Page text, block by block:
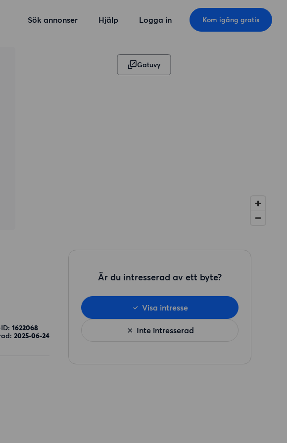
Sök annonser Hjälp Logga in Kom igång gratis
Gatuvy
1622068
2025-06-24
Är du intresserad av ett byte?
Inte intresserad
Visa intresse